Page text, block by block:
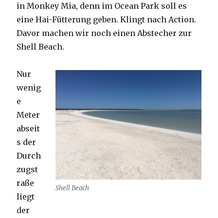
in Monkey Mia, denn im Ocean Park soll es
eine Hai-Fütterung geben. Klingt nach Action.
Davor machen wir noch einen Abstecher zur
Shell Beach.
Shell Beach
Nur
wenig
e
Meter
abseit
s der
Durch
zugst
raße
liegt
der